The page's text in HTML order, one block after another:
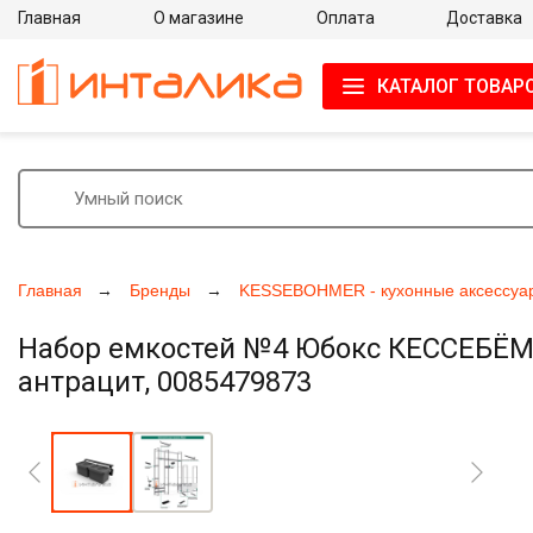
Главная Бренды KESSEBOHMER - кухонные
Набор емкостей №4 Юбокс
антрацит, 0085479873
Главная О магазине Оплата Доставка
КАТАЛОГ